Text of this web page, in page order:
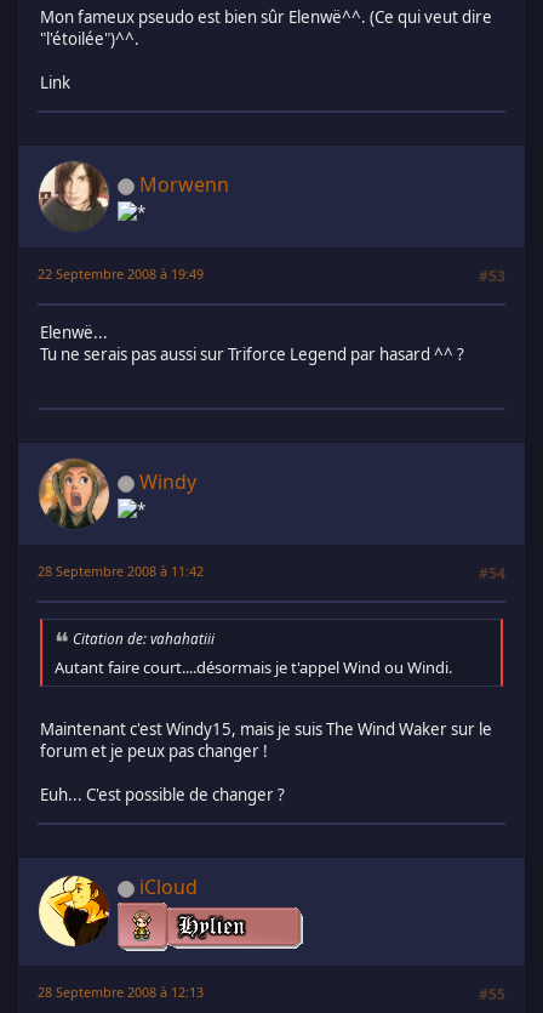
Mon fameux pseudo est bien sûr Elenwë^^. (Ce qui veut dire
"l'étoilée")^^.
Link
Morwenn
22 Septembre 2008 à 19:49 #53
Elenwë...
Tu ne serais pas aussi sur Triforce Legend par hasard ^^ ?
Windy
28 Septembre 2008 à 11:42 #54
Citation de: vahahatiii
Autant faire court....désormais je t'appel Wind ou Windi.
Maintenant c'est Windy15, mais je suis The Wind Waker sur le
forum et je peux pas changer !
Euh... C'est possible de changer ?
iCloud
28 Septembre 2008 à 12:13 #55